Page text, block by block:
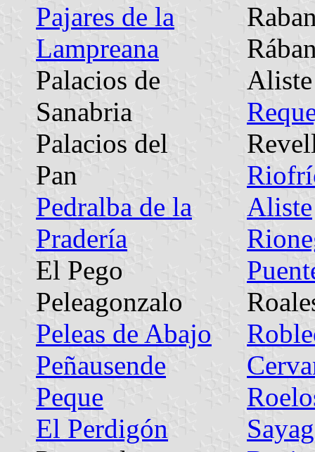
Pajares de la
Lampreana
Palacios de
Sanabria
Palacios del
Pan
Pedralba de la
Pradería
El Pego
Peleagonzalo
Peleas de Abajo
Peñausende
Peque
El Perdigón
Aliste
Aliste